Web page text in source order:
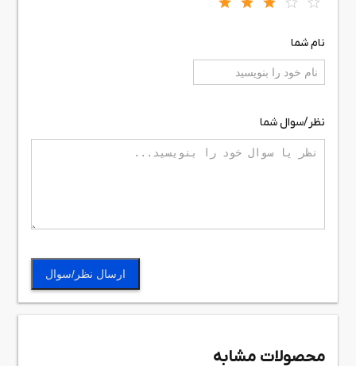
نام شما
نظر/سوال شما
ارسال نظر/سوال
محصولات مشابه